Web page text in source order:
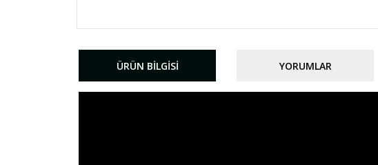
ÜRÜN BILGISI YORUMLAR